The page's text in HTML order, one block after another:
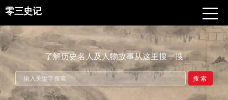
零三史记
了解历史名人及人物故事从这里搜一搜
搜索